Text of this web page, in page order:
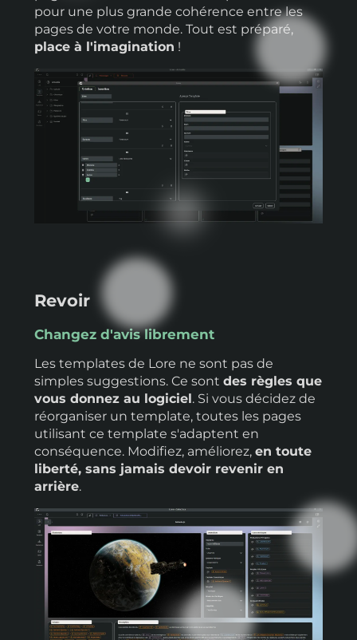
pour une plus grande cohérence entre les
pages de votre monde. Tout est préparé,
place à l'imagination !
Revoir
Changez d'avis librement
Les templates de Lore ne sont pas de
simples suggestions. Ce sont des règles que
vous donnez au logiciel. Si vous décidez de
réorganiser un template, toutes les pages
utilisant ce template s'adaptent en
conséquence. Modifiez, améliorez, en toute
liberté, sans jamais devoir revenir en
arrière.